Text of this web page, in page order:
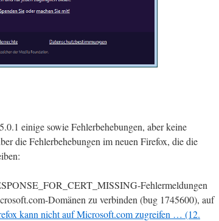
einige sowie Fehlerbehebungen, aber keine
die Fehlerbehebungen im neuen Firefox, die die
Fehlermeldungen
Domänen zu verbinden (bug 1745600), auf
kann nicht auf Microsoft.com zugreifen … (12.